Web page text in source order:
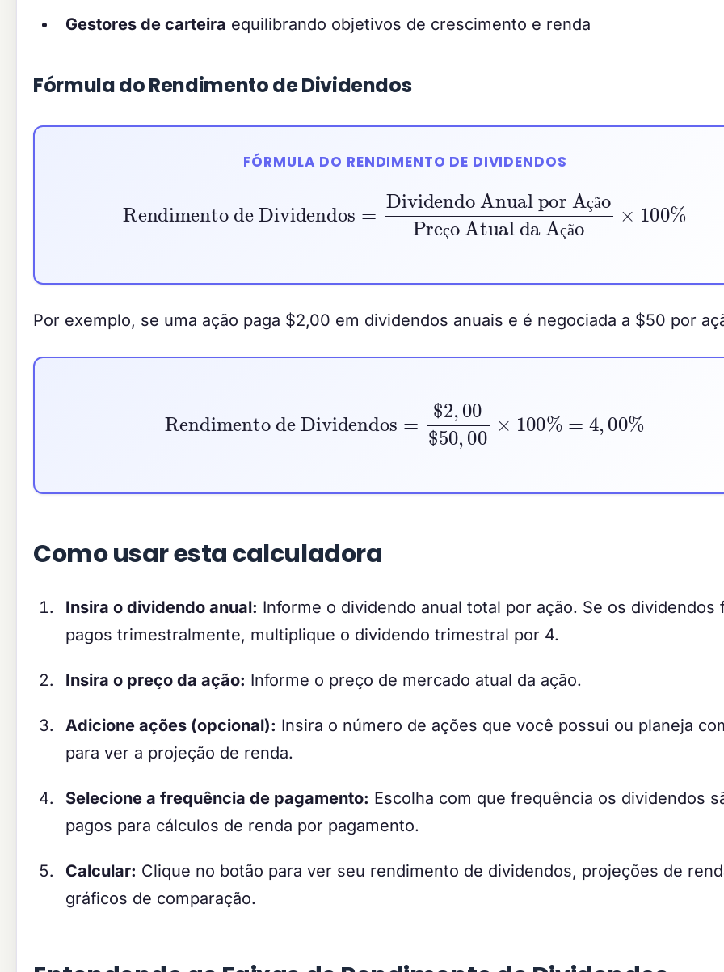
Gestores de carteira equilibrando objetivos de crescimento e renda
Fórmula do Rendimento de Dividendos
FÓRMULA DO RENDIMENTO DE DIVIDENDOS
çã
ç çã
Dividendo Anual por Ação
Preço Atual da Ação×100%
Por exemplo, se uma ação paga $2,00 em dividendos anuais e é negociada a $50 por
,00 $50
Como usar esta calculadora
Insira o dividendo anual: Informe o dividendo anual total por ação. Se os dividendos
pagos trimestralmente, multiplique o dividendo trimestral por 4.
Insira o preço da ação: Informe o preço de mercado atual da ação.
Adicione ações (opcional): Insira o número de ações que você possui ou planeja
para ver a projeção de renda.
Selecione a frequência de pagamento: Escolha com que frequência os dividendos
pagos para cálculos de renda por pagamento.
Calcular: Clique no botão para ver seu rendimento de dividendos, projeções de
gráficos de comparação.